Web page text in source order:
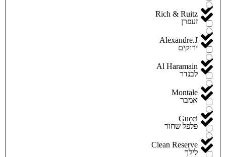
Rich & Ruitz
Alexandre.J
Al Haramain
Montale
Gucci
Clean Reserve
זעפרן
ירוקים
לבנדר
אמבר
פלפל שחור
לילך